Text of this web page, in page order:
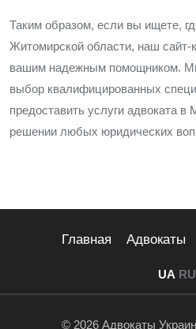
Таким образом, если вы ищете,
Житомирской области, наш сайт-
вашим надежным помощником.
выбор квалифицированных
предоставить услуги адвоката
решении любых юридических
Главная Адвокаты
UA RU
© 2026 Адвокаты